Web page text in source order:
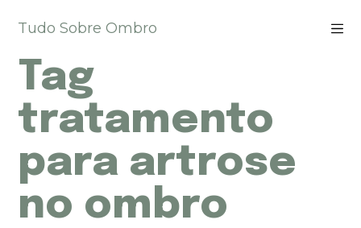
u
a
p
a
a
c
Tudo Sobre Ombro
Tag
tratamento
para artrose
no ombro